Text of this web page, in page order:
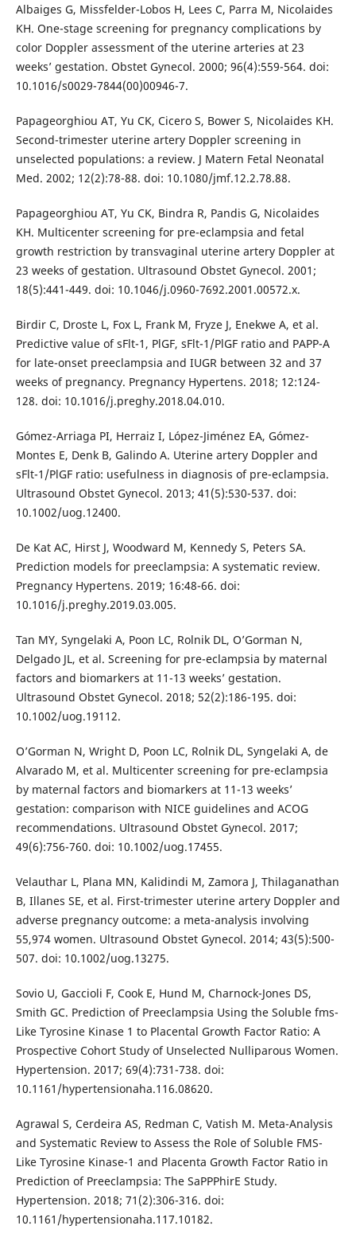
Albaiges G, Missfelder-Lobos H, Lees C, Parra M, Nicolaides
KH. One-stage screening for pregnancy complications by
color Doppler assessment of the uterine arteries at 23
weeks’ gestation. Obstet Gynecol. 2000; 96(4):559-564. doi:
10.1016/s0029-7844(00)00946-7.
Papageorghiou AT, Yu CK, Cicero S, Bower S, Nicolaides KH.
Second-trimester uterine artery Doppler screening in
unselected populations: a review. J Matern Fetal Neonatal
Med. 2002; 12(2):78-88. doi: 10.1080/jmf.12.2.78.88.
Papageorghiou AT, Yu CK, Bindra R, Pandis G, Nicolaides
KH. Multicenter screening for pre-eclampsia and fetal
growth restriction by transvaginal uterine artery Doppler at
23 weeks of gestation. Ultrasound Obstet Gynecol. 2001;
18(5):441-449. doi: 10.1046/j.0960-7692.2001.00572.x.
Birdir C, Droste L, Fox L, Frank M, Fryze J, Enekwe A, et al.
Predictive value of sFlt-1, PlGF, sFlt-1/PlGF ratio and PAPP-A
for late-onset preeclampsia and IUGR between 32 and 37
weeks of pregnancy. Pregnancy Hypertens. 2018; 12:124-
128. doi: 10.1016/j.preghy.2018.04.010.
Gómez-Arriaga PI, Herraiz I, López-Jiménez EA, Gómez-
Montes E, Denk B, Galindo A. Uterine artery Doppler and
sFlt-1/PlGF ratio: usefulness in diagnosis of pre-eclampsia.
Ultrasound Obstet Gynecol. 2013; 41(5):530-537. doi:
10.1002/uog.12400.
De Kat AC, Hirst J, Woodward M, Kennedy S, Peters SA.
Prediction models for preeclampsia: A systematic review.
Pregnancy Hypertens. 2019; 16:48-66. doi:
10.1016/j.preghy.2019.03.005.
Tan MY, Syngelaki A, Poon LC, Rolnik DL, O’Gorman N,
Delgado JL, et al. Screening for pre-eclampsia by maternal
factors and biomarkers at 11-13 weeks’ gestation.
Ultrasound Obstet Gynecol. 2018; 52(2):186-195. doi:
10.1002/uog.19112.
O’Gorman N, Wright D, Poon LC, Rolnik DL, Syngelaki A, de
Alvarado M, et al. Multicenter screening for pre-eclampsia
by maternal factors and biomarkers at 11-13 weeks’
gestation: comparison with NICE guidelines and ACOG
recommendations. Ultrasound Obstet Gynecol. 2017;
49(6):756-760. doi: 10.1002/uog.17455.
Velauthar L, Plana MN, Kalidindi M, Zamora J, Thilaganathan
B, Illanes SE, et al. First-trimester uterine artery Doppler and
adverse pregnancy outcome: a meta-analysis involving
55,974 women. Ultrasound Obstet Gynecol. 2014; 43(5):500-
507. doi: 10.1002/uog.13275.
Sovio U, Gaccioli F, Cook E, Hund M, Charnock-Jones DS,
Smith GC. Prediction of Preeclampsia Using the Soluble fms-
Like Tyrosine Kinase 1 to Placental Growth Factor Ratio: A
Prospective Cohort Study of Unselected Nulliparous Women.
Hypertension. 2017; 69(4):731-738. doi:
10.1161/hypertensionaha.116.08620.
Agrawal S, Cerdeira AS, Redman C, Vatish M. Meta-Analysis
and Systematic Review to Assess the Role of Soluble FMS-
Like Tyrosine Kinase-1 and Placenta Growth Factor Ratio in
Prediction of Preeclampsia: The SaPPPhirE Study.
Hypertension. 2018; 71(2):306-316. doi:
10.1161/hypertensionaha.117.10182.